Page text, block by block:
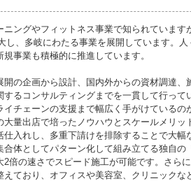
ニングやフィットネス事業で知られています
し、多岐にわたる事業を展開しています。
事業も積極的に推進しています。
の企画から設計、国内外からの資材調達、
するコンサルティングまでを一貫して行っ
チェーンの支援まで幅広く手がけているの
大量出店で培ったノウハウとスケールメリッ
入れし、多重下請けを排除することで大幅
体としてパターン化して組み立てる独自の
2倍の速さでスピード施工が可能です。さら
えており、オフィスや美容室、クリニックな